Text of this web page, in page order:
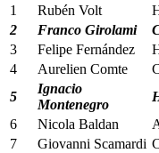
1
Rubén Volt
2
Franco Girolami
3
Felipe Fernández
4
Aurelien Comte
5
Ignacio
Montenegro
6
Nicola Baldan
7
Giovanni Scamardi